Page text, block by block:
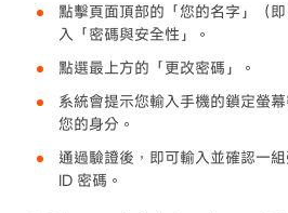
點擊頁面頂部的「您的名字」（
入「密碼與安全性」。
點選最上方的「更改密碼」。
系統會提示您輸入手機的鎖定螢
您的身分。
通過驗證後，即可輸入並確認一
ID 密碼。